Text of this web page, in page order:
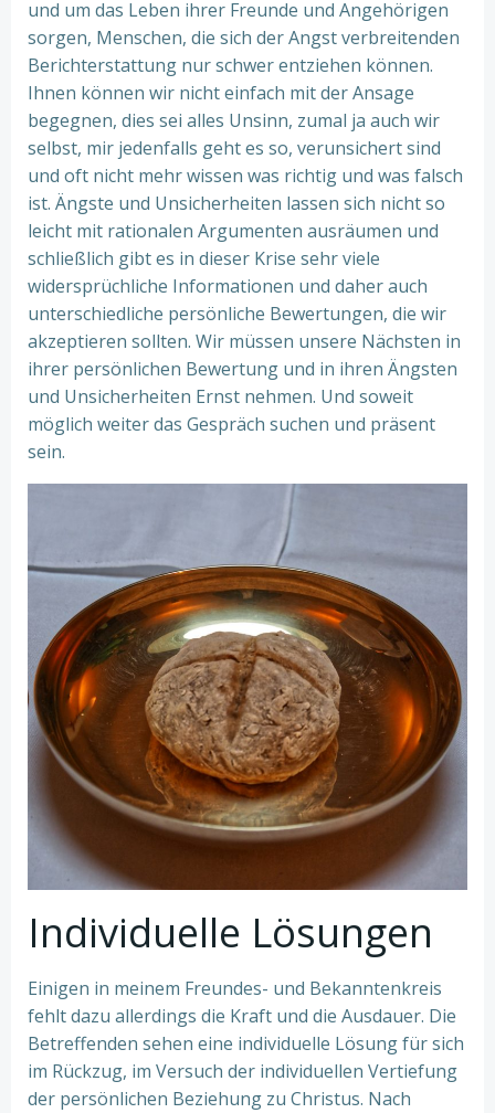
und um das Leben ihrer Freunde und Angehörigen
sorgen, Menschen, die sich der Angst verbreitenden
Berichterstattung nur schwer entziehen können.
Ihnen können wir nicht einfach mit der Ansage
begegnen, dies sei alles Unsinn, zumal ja auch wir
selbst, mir jedenfalls geht es so, verunsichert sind
und oft nicht mehr wissen was richtig und was falsch
ist. Ängste und Unsicherheiten lassen sich nicht so
leicht mit rationalen Argumenten ausräumen und
schließlich gibt es in dieser Krise sehr viele
widersprüchliche Informationen und daher auch
unterschiedliche persönliche Bewertungen, die wir
akzeptieren sollten. Wir müssen unsere Nächsten in
ihrer persönlichen Bewertung und in ihren Ängsten
und Unsicherheiten Ernst nehmen. Und soweit
möglich weiter das Gespräch suchen und präsent
sein.
Individuelle Lösungen
Einigen in meinem Freundes- und Bekanntenkreis
fehlt dazu allerdings die Kraft und die Ausdauer. Die
Betreffenden sehen eine individuelle Lösung für sich
im Rückzug, im Versuch der individuellen Vertiefung
der persönlichen Beziehung zu Christus. Nach